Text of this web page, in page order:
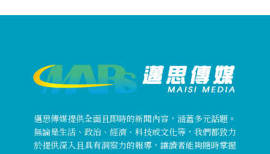
邁思傳媒提供全面且即時的新聞內容，涵蓋多元話題。
無論是生活、政治、經濟、科技或文化等，我們都致力
於提供深入且具有洞察力的報導，讓讀者能夠隨時掌握